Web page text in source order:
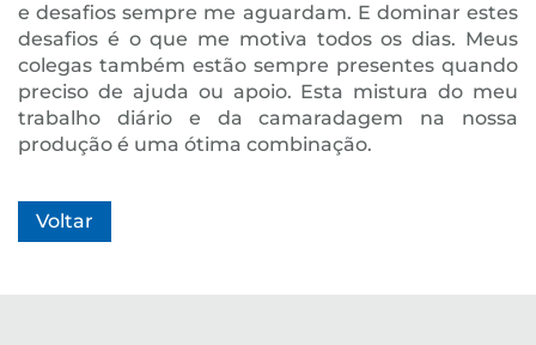
e desafios sempre me aguardam. E dominar estes
desafios é o que me motiva todos os dias. Meus
colegas também estão sempre presentes quando
preciso de ajuda ou apoio. Esta mistura do meu
trabalho diário e da camaradagem na nossa
produção é uma ótima combinação.
Voltar